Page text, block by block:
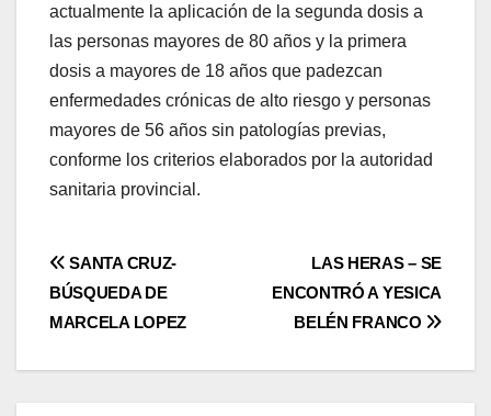
actualmente la aplicación de la segunda dosis a
las personas mayores de 80 años y la primera
dosis a mayores de 18 años que padezcan
enfermedades crónicas de alto riesgo y personas
mayores de 56 años sin patologías previas,
conforme los criterios elaborados por la autoridad
sanitaria provincial.
Navegación
de
entradas
LAS HERAS – SE
ENCONTRÓ A YESICA
BELÉN FRANCO
SANTA CRUZ-
BÚSQUEDA DE
MARCELA LOPEZ